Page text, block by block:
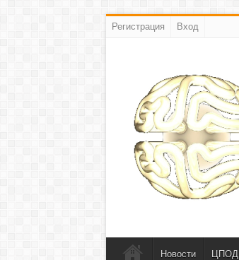
Регистрация Вход
Новости ЦПОД